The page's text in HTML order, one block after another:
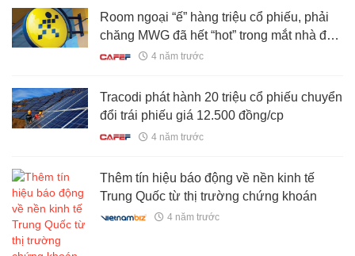
Room ngoại “ế” hàng triệu cổ phiếu, phải
chăng MWG đã hết “hot” trong mắt nhà đầu
tư nước ngoài?
4 năm trước
Tracodi phát hành 20 triệu cổ phiếu chuyển
đổi trái phiếu giá 12.500 đồng/cp
4 năm trước
Thêm tín hiệu báo động về nền kinh tế
Trung Quốc từ thị trường chứng khoán
4 năm trước